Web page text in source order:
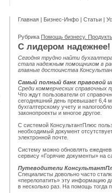
Главная | Бизнес-Инфо | Статьи |
Рубрика Помощь бизнесу.
С лидером надежнее!
Сегодня трудно найти
стала надежным помощником в
главные достоинства
Самый полный банк правовой
Среди коммерческих справочных
Что ждут пользователи от
сегодняшний день превышает 6,4
бухгалтерскому учету и
законопроекты и многое другое.
С системой КонсультантПлюс
необходимый документ
электронной почте.
Систему можно обновлять
сервису «Горячие документы» на
Путеводители
Специалисты довольно часто
«перелопатить» эту информацию
в несколько раз. На помощь тогда